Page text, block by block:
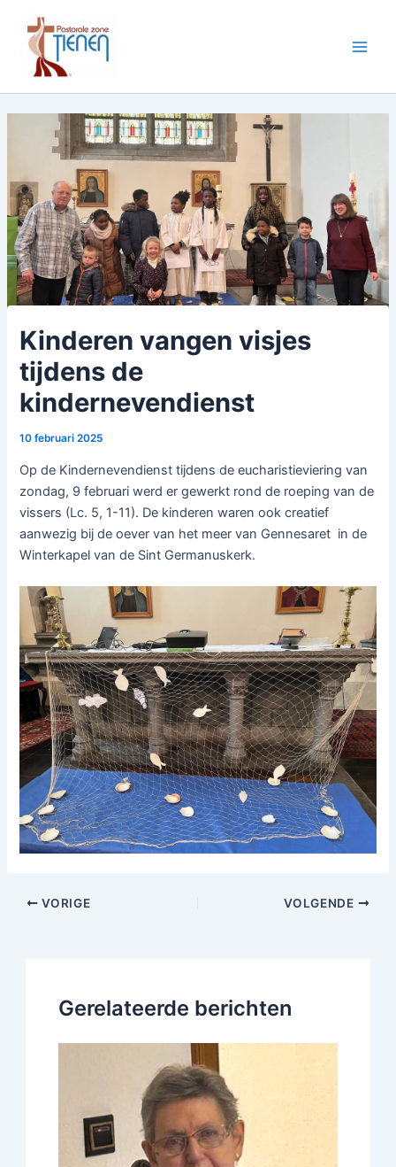
inhoud
Kinderen vangen visjes
tijdens de
kindernevendienst
10 februari 2025
Op de Kindernevendienst tijdens de eucharistieviering van
zondag, 9 februari werd er gewerkt rond de roeping van de
vissers (Lc. 5, 1-11). De kinderen waren ook creatief
aanwezig bij de oever van het meer van Gennesaret in de
Winterkapel van de Sint Germanuskerk.
VORIGE VOLGENDE
Gerelateerde berichten